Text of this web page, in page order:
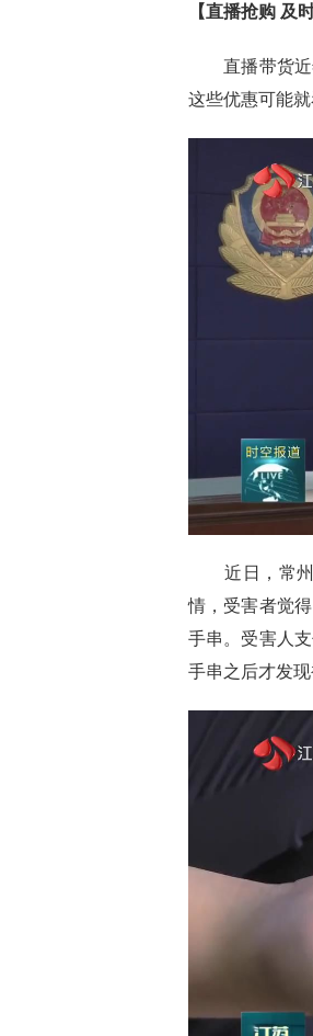
【直播抢购 及
直播带货近年
这些优惠可能
近日，常州
情，受害者觉
手串。受害人
手串之后才发现